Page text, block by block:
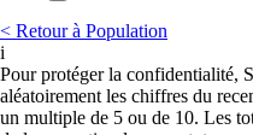
< Retour à Population
i
Pour protéger la confidentialité,
aléatoirement les chiffres du
un multiple de 5 ou de 10. Les